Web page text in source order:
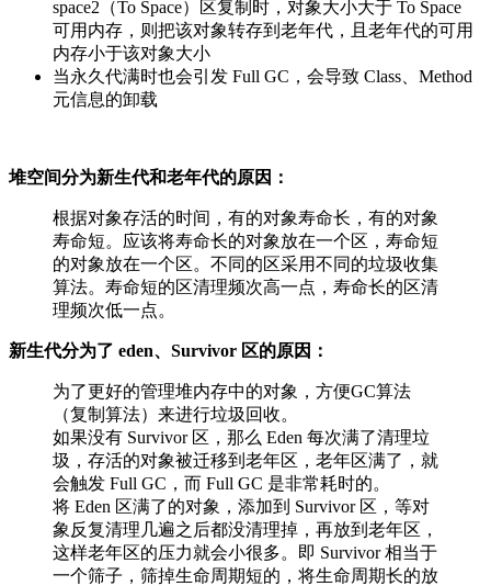
space2（To Space）区复制时，对象大小大于 To Space
可用内存，则把该对象转存到老年代，且老年代的可用
内存小于该对象大小
当永久代满时也会引发 Full GC，会导致 Class、Method
元信息的卸载
堆空间分为新生代和老年代的原因：
根据对象存活的时间，有的对象寿命长，有的对象
寿命短。应该将寿命长的对象放在一个区，寿命短
的对象放在一个区。不同的区采用不同的垃圾收集
算法。寿命短的区清理频次高一点，寿命长的区清
理频次低一点。
新生代分为了 eden、Survivor 区的原因：
为了更好的管理堆内存中的对象，方便GC算法
（复制算法）来进行垃圾回收。
如果没有 Survivor 区，那么 Eden 每次满了清理垃
圾，存活的对象被迁移到老年区，老年区满了，就
会触发 Full GC，而 Full GC 是非常耗时的。
将 Eden 区满了的对象，添加到 Survivor 区，等对
象反复清理几遍之后都没清理掉，再放到老年区，
这样老年区的压力就会小很多。即 Survivor 相当于
一个筛子，筛掉生命周期短的，将生命周期长的放